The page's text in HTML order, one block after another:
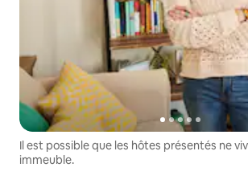
Il est possible que les hôtes présentés ne
immeuble.